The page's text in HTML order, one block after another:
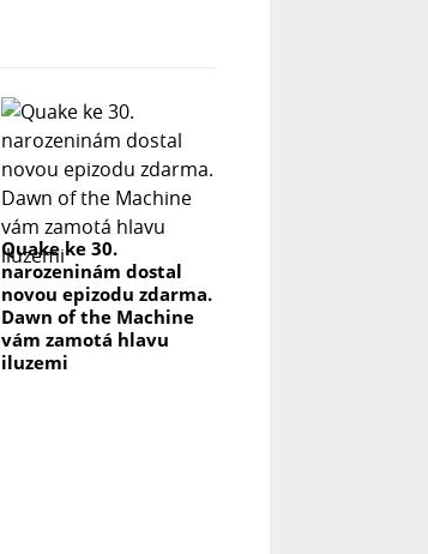
Quake ke 30.
narozeninám dostal
novou epizodu zdarma.
Dawn of the Machine
vám zamotá hlavu
iluzemi